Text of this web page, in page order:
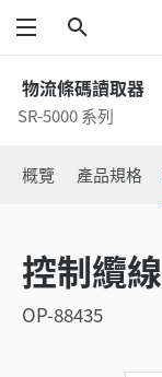
功能表
物流條碼讀取器
SR-5000 系列
概覽 產品規格
控制纜
OP-88435